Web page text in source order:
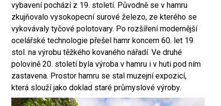
vybavení pochází z 19. století. Původně se v hamru
zkujňovalo vysokopecní surové železo, ze kterého se
vykovávaly tyčové polotovary. Po rozšíření modernější
ocelářské technologie přešel hamr koncem 60. let 19.
stol. na výrobu těžkého kovaného nářadí. Ve druhé
polovině 20. století byla výroba v hamru i v huti pod ním
zastavena. Prostor hamru se stal muzejní expozicí,
která slouží jako doklad staré průmyslové výroby.